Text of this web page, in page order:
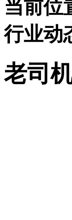
当前位
行业动
老司